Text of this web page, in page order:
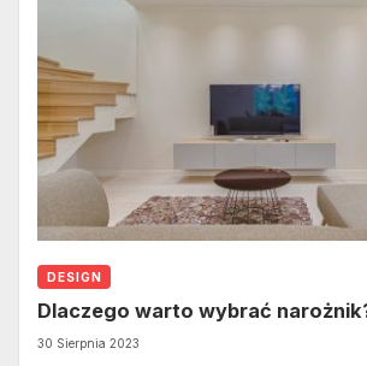
DESIGN
Dlaczego warto wybrać
30 Sierpnia 2023